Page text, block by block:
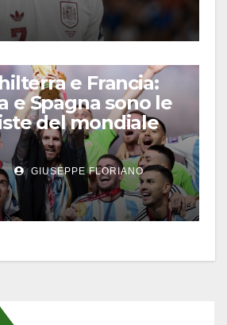
e Francia:
e Spagna sono le
del mondiale
GIUSEPPE FLORIANO